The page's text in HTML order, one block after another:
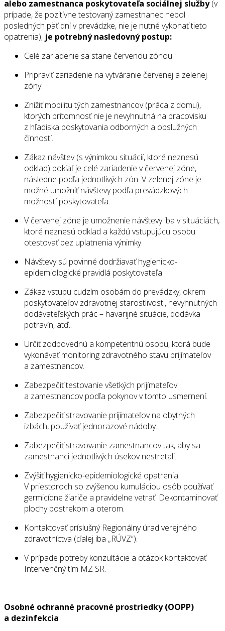
alebo zamestnanca poskytovateľa sociálnej služby(v
prípade, že pozitívne testovaný zamestnanec nebol
posledných päť dní v prevádzke, nie je nutné vykonať tieto
opatrenia), je potrebný nasledovný postup:
Celé zariadenie sa stane červenou zónou.
Pripraviť zariadenie na vytváranie červenej a zelenej
zóny.
Znížiť mobilitu tých zamestnancov (práca z domu),
ktorých prítomnosť nie je nevyhnutná na pracovisku
z hľadiska poskytovania odborných a obslužných
činností.
Zákaz návštev (s výnimkou situácií, ktoré neznesú
odklad) pokiaľ je celé zariadenie v červenej zóne,
následne podľa jednotlivých zón. V zelenej zóne je
možné umožniť návštevy podľa prevádzkových
možností poskytovateľa.
V červenej zóne je umožnenie návštevy iba v situáciách,
ktoré neznesú odklad a každú vstupujúcu osobu
otestovať bez uplatnenia výnimky.
Návštevy sú povinné dodržiavať hygienicko-
epidemiologické pravidlá poskytovateľa.
Zákaz vstupu cudzím osobám do prevádzky, okrem
poskytovateľov zdravotnej starostlivosti, nevyhnutných
dodávateľských prác – havarijné situácie, dodávka
potravín, atď..
Určiť zodpovednú a kompetentnú osobu, ktorá bude
vykonávať monitoring zdravotného stavu prijímateľov
a zamestnancov.
Zabezpečiť testovanie všetkých prijímateľov
a zamestnancov podľa pokynov v tomto usmernení.
Zabezpečiť stravovanie prijímateľov na obytných
izbách, používať jednorazové nádoby.
Zabezpečiť stravovanie zamestnancov tak, aby sa
zamestnanci jednotlivých úsekov nestretali.
Zvýšiť hygienicko-epidemiologické opatrenia.
V priestoroch so zvýšenou kumuláciou osôb používať
germicídne žiariče a pravidelne vetrať. Dekontaminovať
plochy postrekom a oterom.
Kontaktovať príslušný Regionálny úrad verejného
zdravotníctva (ďalej iba „RÚVZ“).
V prípade potreby konzultácie a otázok kontaktovať
Intervenčný tím MZ SR.
Osobné ochranné pracovné prostriedky (OOPP)
a dezinfekcia